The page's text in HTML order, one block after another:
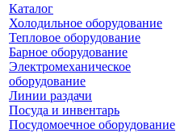
Каталог
Холодильное оборудование
Тепловое оборудование
Барное оборудование
Электромеханическое
оборудование
Линии раздачи
Посуда и инвентарь
Посудомоечное оборудование